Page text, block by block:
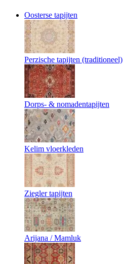
Oosterse tapijten
Perzische tapijten (traditioneel)
Dorps- & nomadentapijten
Kelim vloerkleden
Ziegler tapijten
Arijana / Mamluk